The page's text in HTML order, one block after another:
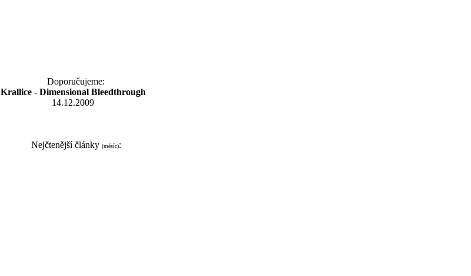
Doporučujeme:
Krallice - Dimensional Bleedthrough
14.12.2009
Nejčtenější články (měsíc):